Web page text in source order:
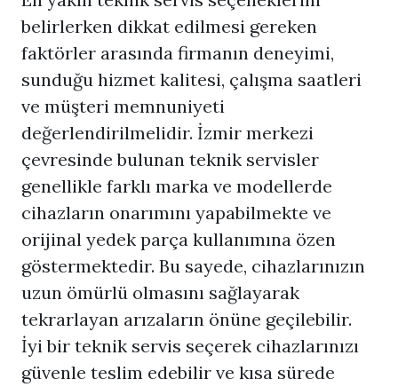
belirlerken dikkat edilmesi gereken
faktörler arasında firmanın deneyimi,
sunduğu hizmet kalitesi, çalışma saatleri
ve müşteri memnuniyeti
değerlendirilmelidir. İzmir merkezi
çevresinde bulunan teknik servisler
genellikle farklı marka ve modellerde
cihazların onarımını yapabilmekte ve
orijinal yedek parça kullanımına özen
göstermektedir. Bu sayede, cihazlarınızın
uzun ömürlü olmasını sağlayarak
tekrarlayan arızaların önüne geçilebilir.
İyi bir teknik servis seçerek cihazlarınızı
güvenle teslim edebilir ve kısa sürede